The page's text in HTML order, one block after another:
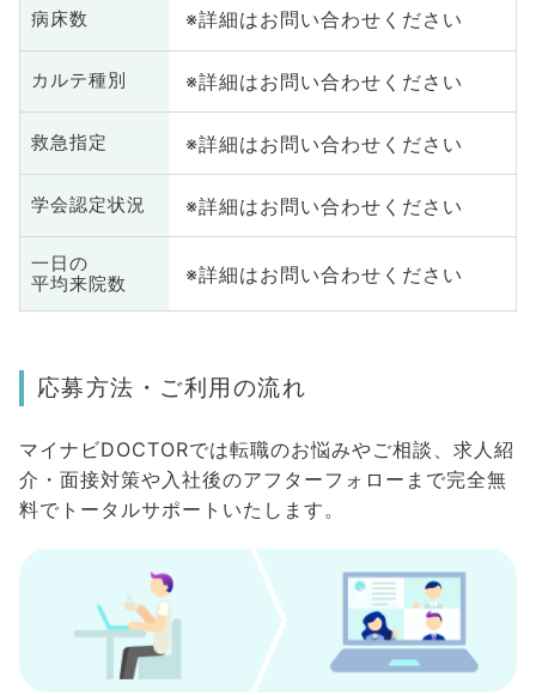
病床数 ※詳細はお問い合わせください
カルテ種別 ※詳細はお問い合わせください
救急指定 ※詳細はお問い合わせください
学会認定状況 ※詳細はお問い合わせください
一日の
平均来院数
※詳細はお問い合わせください
応募方法・ご利用の流れ
マイナビDOCTORでは転職のお悩みやご相談、求人紹
介・面接対策や入社後のアフターフォローまで完全無
料でトータルサポートいたします。